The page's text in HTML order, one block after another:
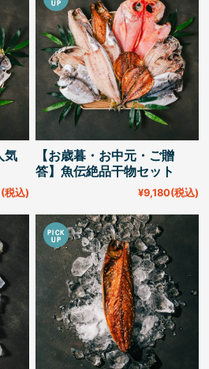
気
(税込)
【お歳暮・お中元・ご贈
答】魚伝絶品干物セット
¥9,180(税込)